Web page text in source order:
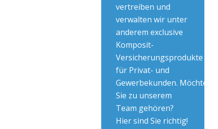
vertreiben und
verwalten wir unter
anderem exclusive
Komposit-
Versicherungsprodukte
für Privat- und
Gewerbekunden. Möchten
Sie zu unserem
Team gehören?
Hier sind Sie richtig!